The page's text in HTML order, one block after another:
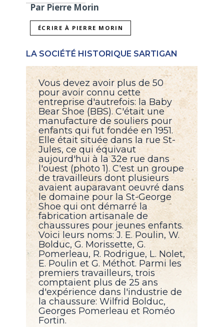
Par Pierre Morin
ÉCRIRE À PIERRE MORIN
LA SOCIÉTÉ HISTORIQUE SARTIGAN
Vous devez avoir plus de 50
pour avoir connu cette
entreprise d'autrefois: la Baby
Bear Shoe (BBS). C'était une
manufacture de souliers pour
enfants qui fut fondée en 1951.
Elle était située dans la rue St-
Jules, ce qui équivaut
aujourd'hui à la 32e rue dans
l'ouest (photo 1). C'est un groupe
de travailleurs dont plusieurs
avaient auparavant oeuvré dans
le domaine pour la St-George
Shoe qui ont démarré la
fabrication artisanale de
chaussures pour jeunes enfants.
Voici leurs noms: J. E. Poulin, W.
Bolduc, G. Morissette, G.
Pomerleau, R. Rodrigue, L. Nolet,
E. Poulin et G. Méthot. Parmi les
premiers travailleurs, trois
comptaient plus de 25 ans
d'expérience dans l'industrie de
la chaussure: Wilfrid Bolduc,
Georges Pomerleau et Roméo
Fortin.